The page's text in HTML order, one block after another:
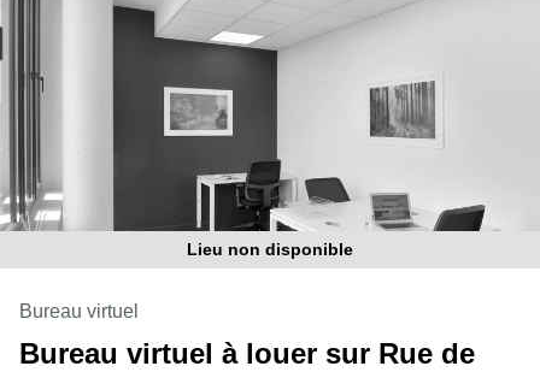
Bureaux
Sandweiler
Luxembourg
Centres
d’affaires
Esch-
Alzette
Lieu non disponible
Bureau virtuel
Bureau virtuel à louer sur Rue de